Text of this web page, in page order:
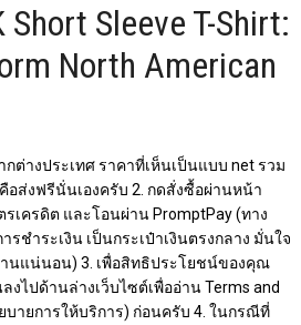
Short Sleeve T-Shirt:
North American
ต่างประเทศ ราคาที่เห็นเป็นแบบ net รวม
อส่งฟรีนั่นเองครับ 2. กดสั่งซื้อผ่านหน้า
เครดิต และโอนผ่าน PromptPay (ทาง
รชำระเงิน เป็นกระเป๋าเงินตรงกลาง มั่นใจ
นแน่นอน) 3. เพื่อสิทธิประโยชน์ของคุณ
งไปด้านล่างเว็บไซต์เพื่ออ่าน Terms and
บายการให้บริการ) ก่อนครับ 4. ในกรณีที่